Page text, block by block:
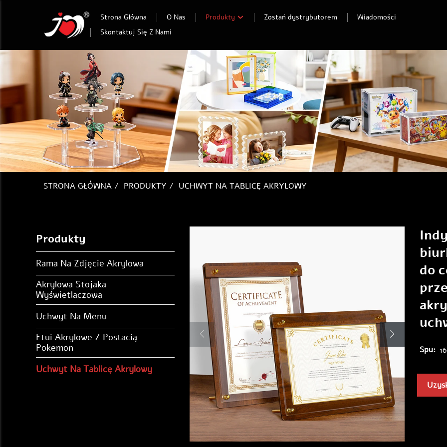
Strona Główna O Nas Produkty Zostań dystrybutorem
Wiadomości
Skontaktuj Się Z Nami
STRONA GŁÓWNA / PRODUKTY / UCHWYT NA TABLICĘ AKRYLOWY
Produkty
Rama Na Zdjęcie Akrylowa
Akrylowa Stojaka
Wyświetlaczowa
Uchwyt Na Menu
Etui Akrylowe Z Postacią
Pokemon
Uchwyt Na Tablicę Akrylowy
do
Spu: